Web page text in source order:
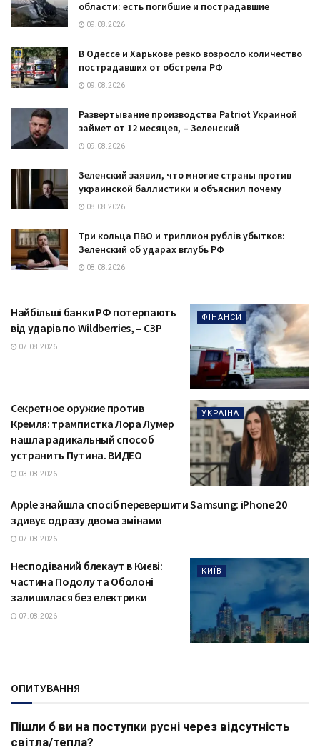
области: есть погибшие и пострадавшие
09.08.2026
В Одессе и Харькове резко возросло количество
пострадавших от обстрела РФ
09.08.2026
Развертывание производства Patriot Украиной
займет от 12 месяцев, – Зеленский
09.08.2026
Зеленский заявил, что многие страны против
украинской баллистики и объяснил почему
08.08.2026
Три кольца ПВО и триллион рублів убытков:
Зеленский об ударах вглубь РФ
08.08.2026
ФІНАНСИ
Найбільші банки РФ потерпають
від ударів по Wildberries, – СЗР
07.08.2026
УКРАЇНА
Секретное оружие против
Кремля: трампистка Лора Лумер
нашла радикальный способ
устранить Путина. ВИДЕО
03.08.2026
ТЕХНОЛОГІЇ
Apple знайшла спосіб перевершити Samsung: iPhone 20
здивує одразу двома змінами
07.08.2026
КИЇВ
Несподіваний блекаут в Києві:
частина Подолу та Оболоні
залишилася без електрики
07.08.2026
ОПИТУВАННЯ
Пішли б ви на поступки русні через відсутність
світла/тепла?